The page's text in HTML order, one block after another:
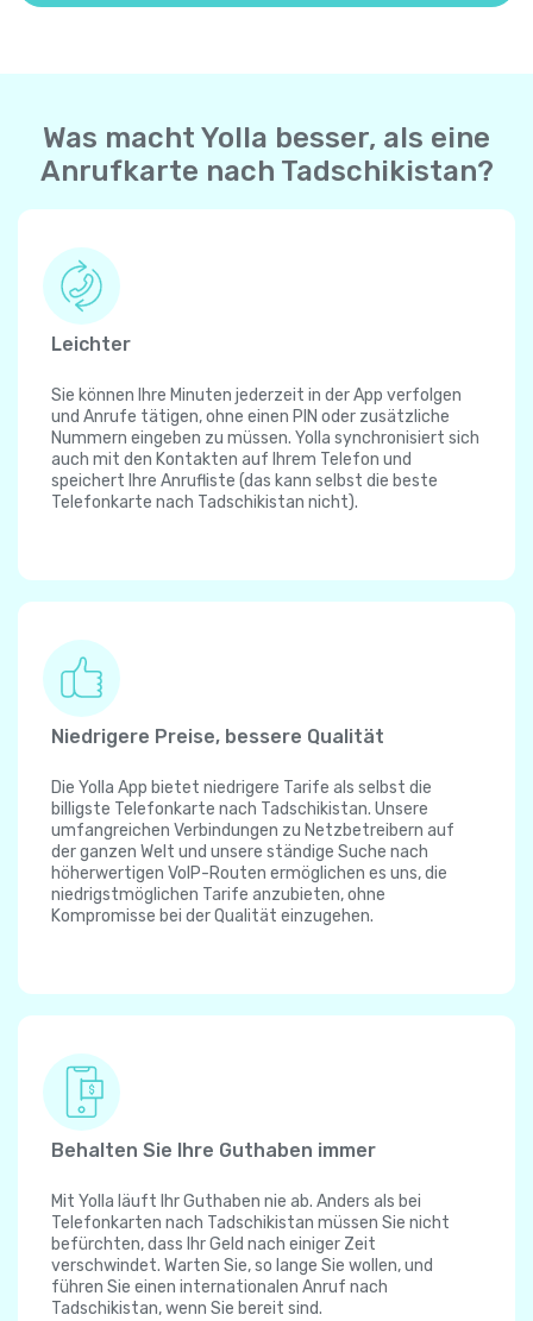
Was macht Yolla besser, als eine
Anrufkarte nach Tadschikistan?
Leichter
Sie können Ihre Minuten jederzeit in der App verfolgen
und Anrufe tätigen, ohne einen PIN oder zusätzliche
Nummern eingeben zu müssen. Yolla synchronisiert sich
auch mit den Kontakten auf Ihrem Telefon und
speichert Ihre Anrufliste (das kann selbst die beste
Telefonkarte nach Tadschikistan nicht).
Niedrigere Preise, bessere Qualität
Die Yolla App bietet niedrigere Tarife als selbst die
billigste Telefonkarte nach Tadschikistan. Unsere
umfangreichen Verbindungen zu Netzbetreibern auf
der ganzen Welt und unsere ständige Suche nach
höherwertigen VoIP-Routen ermöglichen es uns, die
niedrigstmöglichen Tarife anzubieten, ohne
Kompromisse bei der Qualität einzugehen.
Behalten Sie Ihre Guthaben immer
Mit Yolla läuft Ihr Guthaben nie ab. Anders als bei
Telefonkarten nach Tadschikistan müssen Sie nicht
befürchten, dass Ihr Geld nach einiger Zeit
verschwindet. Warten Sie, so lange Sie wollen, und
führen Sie einen internationalen Anruf nach
Tadschikistan, wenn Sie bereit sind.